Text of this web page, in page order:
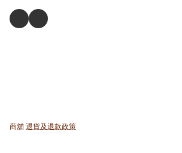
商舖 退貨及退款政策